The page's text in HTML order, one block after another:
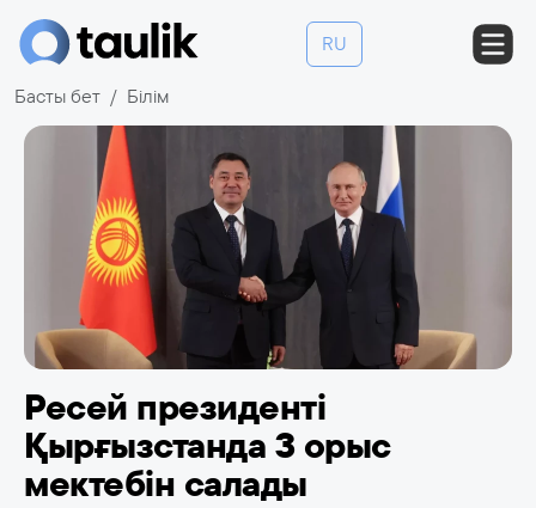
RU
Басты бет Білім
Ресей президенті
Қырғызстанда 3 орыс
мектебін салады